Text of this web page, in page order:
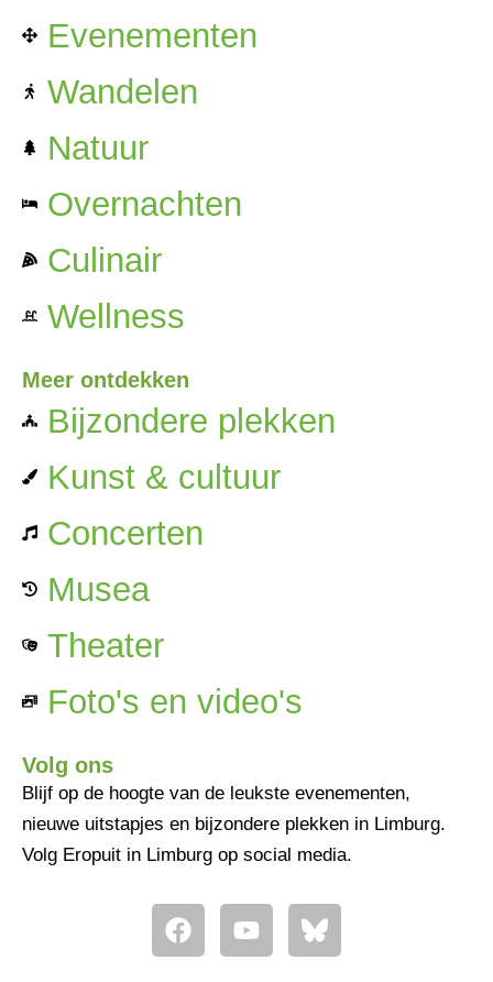
Evenementen
Wandelen
Natuur
Overnachten
Culinair
Wellness
Meer ontdekken
Bijzondere plekken
Kunst & cultuur
Concerten
Musea
Theater
Foto's en video's
Volg ons
Blijf op de hoogte van de leukste evenementen,
nieuwe uitstapjes en bijzondere plekken in Limburg.
Volg Eropuit in Limburg op social media.
F
a
Y
o